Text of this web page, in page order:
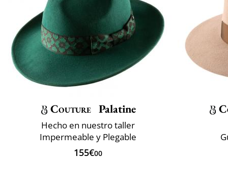
Couture Palatine
Hecho en nuestro taller
Impermeable y Plegable
155€00